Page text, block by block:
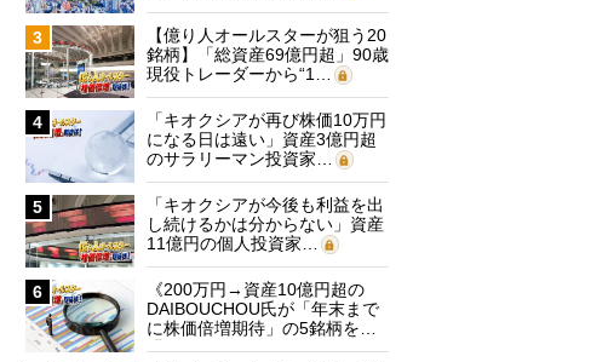
3
【億り人オールスターが狙う20
銘柄】「総資産69億円超」90歳
現役トレーダーから“1…
4
「キオクシアが再び株価10万円
になる日は遠い」資産3億円超
のサラリーマン投資家…
5
「キオクシアが今後も利益を出
し続けるかは分からない」資産
11億円の個人投資家…
6
《200万円→資産10億円超の
DAIBOUCHOU氏が「年末まで
に株価倍増期待」の5銘柄を…